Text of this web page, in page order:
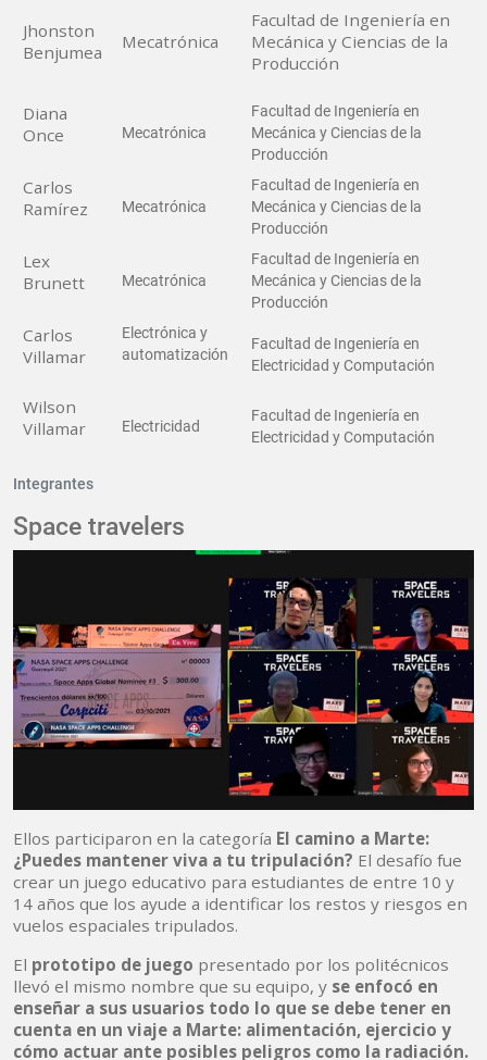
Integrantes
Jhonston
Benjumea
Mecatrónica
Facultad de Ingeniería en
Mecánica y Ciencias de la
Producción
Diana
Once
Mecatrónica
Facultad de Ingeniería en
Mecánica y Ciencias de la
Producción
Carlos
Ramírez
Mecatrónica
Facultad de Ingeniería en
Mecánica y Ciencias de la
Producción
Lex
Brunett
Mecatrónica
Facultad de Ingeniería en
Mecánica y Ciencias de la
Producción
Carlos
Villamar
Electrónica y
automatización
Facultad de Ingeniería en
Electricidad y Computación
Wilson
Villamar
Electricidad
Facultad de Ingeniería en
Electricidad y Computación
Space travelers
Ellos participaron en la categoría El camino a Marte:
¿Puedes mantener viva a tu tripulación? El desafío fue
crear un juego educativo para estudiantes de entre 10 y
14 años que los ayude a identificar los restos y riesgos en
vuelos espaciales tripulados.
El prototipo de juego presentado por los politécnicos
llevó el mismo nombre que su equipo, y se enfocó en
enseñar a sus usuarios todo lo que se debe tener en
cuenta en un viaje a Marte: alimentación, ejercicio y
cómo actuar ante posibles peligros como la radiación.